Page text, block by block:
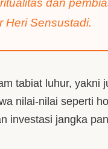
dan
Heri Sensustadi.
tabiat luhur, yakni
nilai-nilai seperti
investasi jangka